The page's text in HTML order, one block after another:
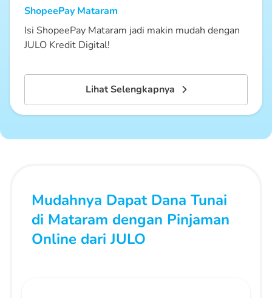
ShopeePay Mataram
Isi ShopeePay Mataram jadi makin mudah dengan
JULO Kredit Digital!
Lihat Selengkapnya
Mudahnya Dapat Dana Tunai
di Mataram dengan Pinjaman
Online dari JULO